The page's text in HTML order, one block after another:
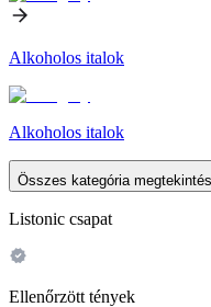
Alkoholos italok
Alkoholos italok
Összes kategória
Listonic csapat
Ellenőrzött tények